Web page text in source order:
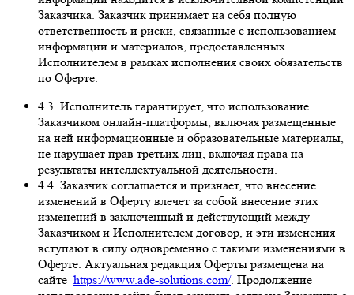
Заказчика. Заказчик принимает на себя полную
ответственность и риски, связанные с использованием
информации и материалов, предоставленных
Исполнителем в рамках исполнения своих обязательств
по Оферте.
4.3. Исполнитель гарантирует, что использование
Заказчиком онлайн-платформы, включая размещенные
на ней информационные и образовательные материалы,
не нарушает прав третьих лиц, включая права на
результаты интеллектуальной деятельности.
4.4. Заказчик соглашается и признает, что внесение
изменений в Оферту влечет за собой внесение этих
изменений в заключенный и действующий между
Заказчиком и Исполнителем договор, и эти изменения
вступают в силу одновременно с такими изменениями в
Оферте. Актуальная редакция Оферты размещена на
сайте https://www.ade-solutions.com/. Продолжение